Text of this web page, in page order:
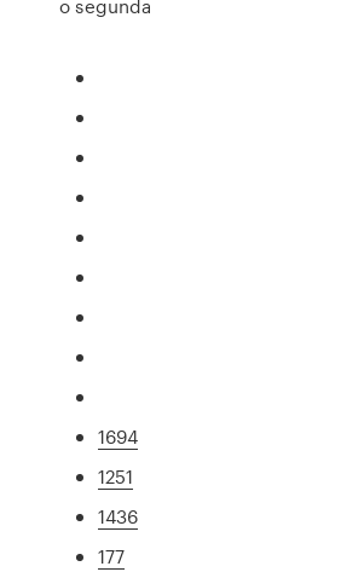
o segunda
1694
1251
1436
177